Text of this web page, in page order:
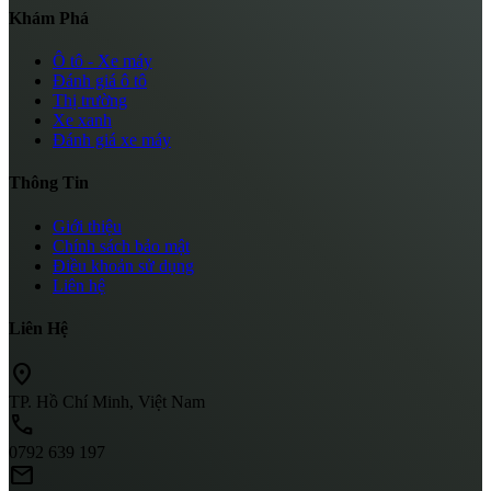
Khám Phá
Ô tô - Xe máy
Đánh giá ô tô
Thị trường
Xe xanh
Đánh giá xe máy
Thông Tin
Giới thiệu
Chính sách bảo mật
Điều khoản sử dụng
Liên hệ
Liên Hệ
location_on
TP. Hồ Chí Minh, Việt Nam
call
0792 639 197
mail